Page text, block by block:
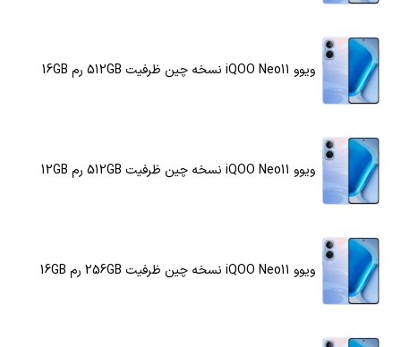
ویوو iQOO Neo11 نسخه چین ظرفیت 512GB رم 16GB
ویوو iQOO Neo11 نسخه چین ظرفیت 512GB رم 12GB
ویوو iQOO Neo11 نسخه چین ظرفیت 256GB رم 16GB